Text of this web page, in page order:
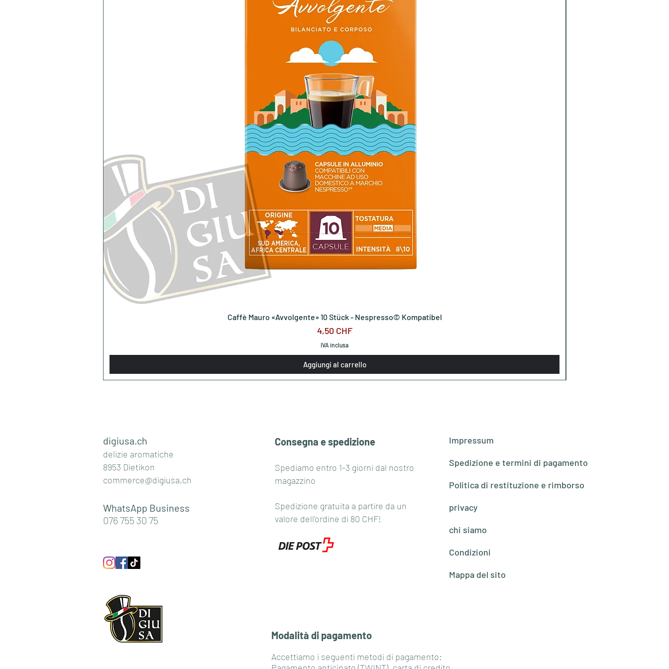
Caffè Mauro «Avvolgente» 10 Stück - Nespresso© Kompatibel
Prezzo
4,50 CHF
IVA inclusa
Aggiungi al carrello
digiusa.ch
delizie aromatiche
8953 Dietikon
commerce@digiusa.ch
WhatsApp Business
076 755 30 75
Consegna e spedizione
Spediamo entro 1-3 giorni dal nostro
magazzino
Spedizione gratuita a partire da un
valore dell'ordine di 80 CHF!
Impressum
Spedizione e termini di pagamento
Politica di restituzione e rimborso
privacy
chi siamo
Condizioni
Mappa del sito
Modalità di pagamento
Accettiamo i seguenti metodi di pagamento: